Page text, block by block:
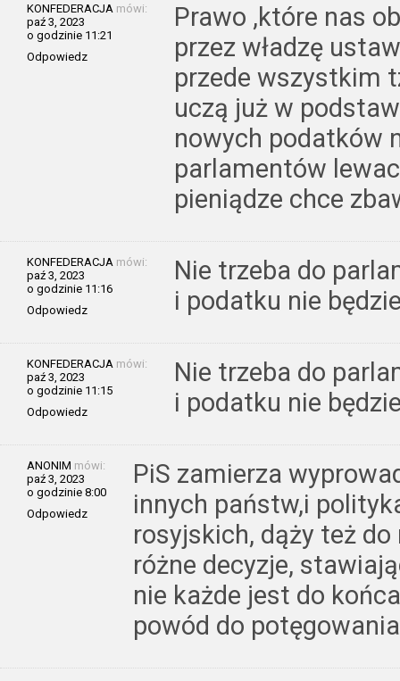
KONFEDERACJA mówi:
paź 3, 2023
o godzinie 11:21
Odpowiedz
Prawo ,które nas
przez władzę
przede wszystkim
uczą już w
nowych podatków
parlamentów
pieniądze chce
KONFEDERACJA mówi:
paź 3, 2023
o godzinie 11:16
Odpowiedz
Nie trzeba do
i podatku nie
KONFEDERACJA mówi:
paź 3, 2023
o godzinie 11:15
Odpowiedz
Nie trzeba do
i podatku nie
ANONIM mówi:
paź 3, 2023
o godzinie 8:00
Odpowiedz
PiS zamierza
innych państw,i
rosyjskich, dąży też do
różne decyzje,
nie każde jest do
powód do